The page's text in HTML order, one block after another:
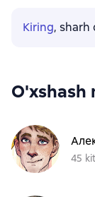
Kiring, sharh
O'xshash
45